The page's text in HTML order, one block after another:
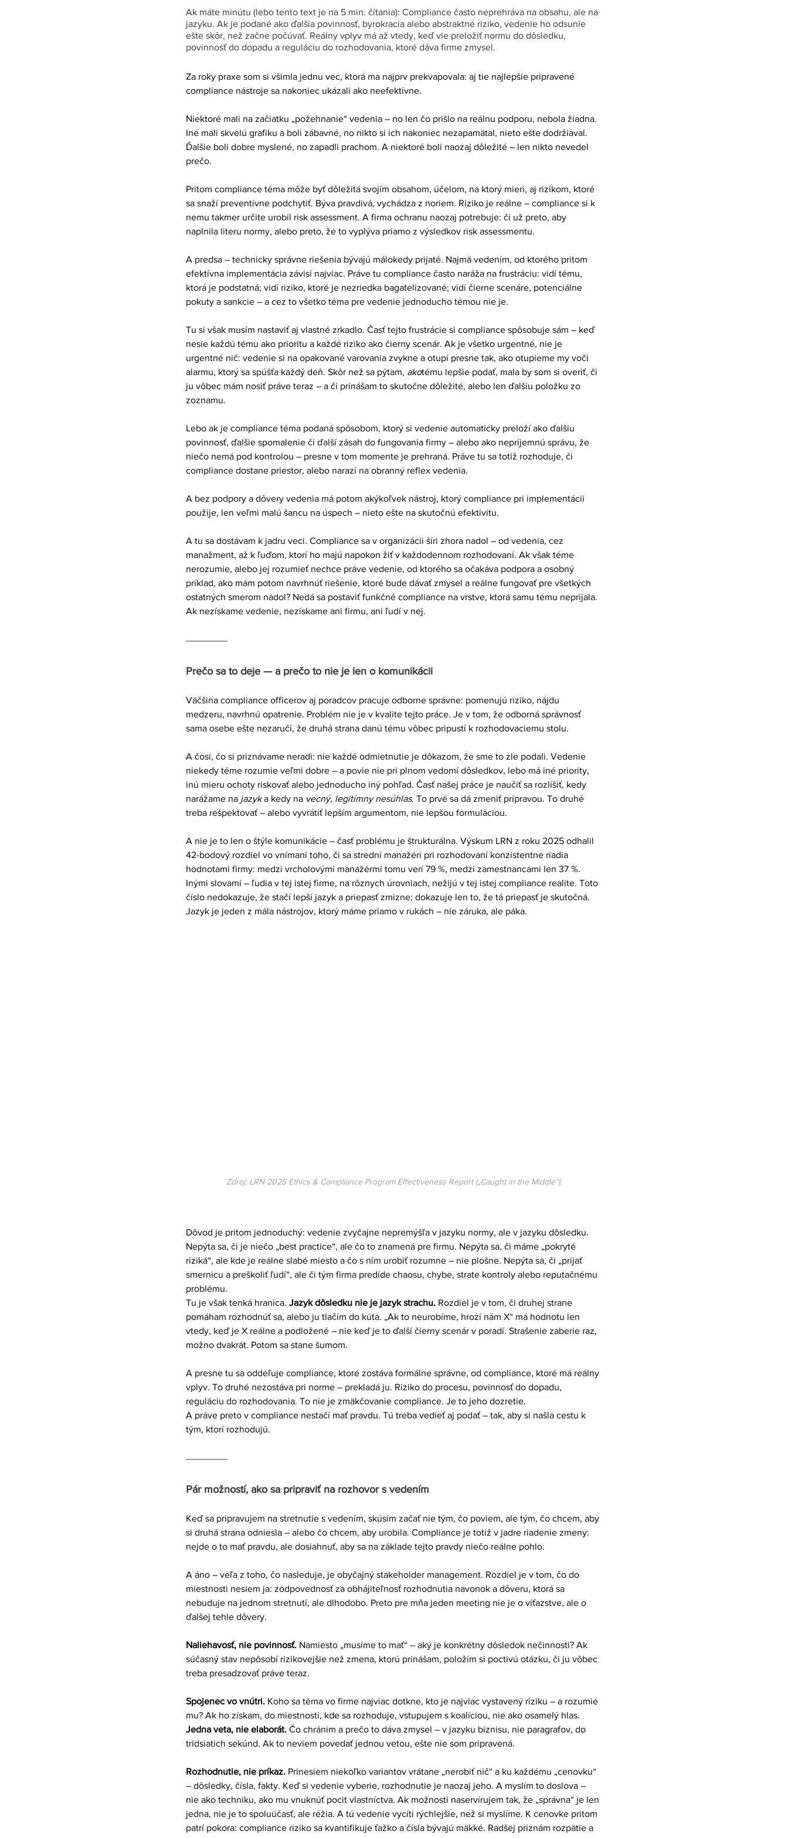
Ak máte minútu (lebo tento text je na 5 min. čítania): Compliance často neprehráva na obsahu, ale na
jazyku. Ak je podané ako ďalšia povinnosť, byrokracia alebo abstraktné riziko, vedenie ho odsunie
ešte skôr, než začne počúvať. Reálny vplyv má až vtedy, keď vie preložiť normu do dôsledku,
povinnosť do dopadu a reguláciu do rozhodovania, ktoré dáva firme zmysel.
Za roky praxe som si všimla jednu vec, ktorá ma najprv prekvapovala: aj tie najlepšie pripravené
compliance nástroje sa nakoniec ukázali ako neefektívne.
Niektoré mali na začiatku „požehnanie“ vedenia – no len čo prišlo na reálnu podporu, nebola žiadna.
Iné mali skvelú grafiku a boli zábavné, no nikto si ich nakoniec nezapamätal, nieto ešte dodržiaval.
Ďalšie boli dobre myslené, no zapadli prachom. A niektoré boli naozaj dôležité – len nikto nevedel
prečo.
Pritom compliance téma môže byť dôležitá svojím obsahom, účelom, na ktorý mieri, aj rizikom, ktoré
sa snaží preventívne podchytiť. Býva pravdivá, vychádza z noriem. Riziko je reálne – compliance si k
nemu takmer určite urobil risk assessment. A firma ochranu naozaj potrebuje: či už preto, aby
naplnila literu normy, alebo preto, že to vyplýva priamo z výsledkov risk assessmentu.
A predsa – technicky správne riešenia bývajú málokedy prijaté. Najmä vedením, od ktorého pritom
efektívna implementácia závisí najviac. Práve tu compliance často naráža na frustráciu: vidí tému,
ktorá je podstatná; vidí riziko, ktoré je nezriedka bagatelizované; vidí čierne scenáre, potenciálne
pokuty a sankcie – a cez to všetko téma pre vedenie jednoducho témou nie je.
Tu si však musím nastaviť aj vlastné zrkadlo. Časť tejto frustrácie si compliance spôsobuje sám – keď
nesie každú tému ako prioritu a každé riziko ako čierny scenár. Ak je všetko urgentné, nie je
urgentné nič: vedenie si na opakované varovania zvykne a otupí presne tak, ako otupieme my voči
alarmu, ktorý sa spúšťa každý deň. Skôr než sa pýtam, akotému lepšie podať, mala by som si overiť, či
ju vôbec mám nosiť práve teraz – a či prinášam to skutočne dôležité, alebo len ďalšiu položku zo
zoznamu.
Lebo ak je compliance téma podaná spôsobom, ktorý si vedenie automaticky preloží ako ďalšiu
povinnosť, ďalšie spomalenie či ďalší zásah do fungovania firmy – alebo ako nepríjemnú správu, že
niečo nemá pod kontrolou – presne v tom momente je prehraná. Práve tu sa totiž rozhoduje, či
compliance dostane priestor, alebo narazí na obranný reflex vedenia.
A bez podpory a dôvery vedenia má potom akýkoľvek nástroj, ktorý compliance pri implementácii
použije, len veľmi malú šancu na úspech – nieto ešte na skutočnú efektivitu.
A tu sa dostávam k jadru veci. Compliance sa v organizácii šíri zhora nadol – od vedenia, cez
manažment, až k ľuďom, ktorí ho majú napokon žiť v každodennom rozhodovaní. Ak však téme
nerozumie, alebo jej rozumieť nechce práve vedenie, od ktorého sa očakáva podpora a osobný
príklad, ako mám potom navrhnúť riešenie, ktoré bude dávať zmysel a reálne fungovať pre všetkých
ostatných smerom nadol? Nedá sa postaviť funkčné compliance na vrstve, ktorá samu tému neprijala.
Ak nezískame vedenie, nezískame ani firmu, ani ľudí v nej.
Prečo sa to deje — a prečo to nie je len o komunikácii
Väčšina compliance officerov aj poradcov pracuje odborne správne: pomenujú riziko, nájdu
medzeru, navrhnú opatrenie. Problém nie je v kvalite tejto práce. Je v tom, že odborná správnosť
sama osebe ešte nezaručí, že druhá strana danú tému vôbec pripustí k rozhodovaciemu stolu.
A čosi, čo si priznávame neradi: nie každé odmietnutie je dôkazom, že sme to zle podali. Vedenie
niekedy téme rozumie veľmi dobre – a povie nie pri plnom vedomí dôsledkov, lebo má iné priority,
inú mieru ochoty riskovať alebo jednoducho iný pohľad. Časť našej práce je naučiť sa rozlíšiť, kedy
narážame na jazyk a kedy na vecný, legitímny nesúhlas. To prvé sa dá zmeniť prípravou. To druhé
treba rešpektovať – alebo vyvrátiť lepším argumentom, nie lepšou formuláciou.
A nie je to len o štýle komunikácie – časť problému je štrukturálna. Výskum LRN z roku 2025 odhalil
42-bodový rozdiel vo vnímaní toho, či sa strední manažéri pri rozhodovaní konzistentne riadia
hodnotami firmy: medzi vrcholovými manažérmi tomu verí 79 %, medzi zamestnancami len 37 %.
Inými slovami – ľudia v tej istej firme, na rôznych úrovniach, nežijú v tej istej compliance realite. Toto
číslo nedokazuje, že stačí lepší jazyk a priepasť zmizne; dokazuje len to, že tá priepasť je skutočná.
Jazyk je jeden z mála nástrojov, ktorý máme priamo v rukách – nie záruka, ale páka.
Zdroj: LRN 2025 Ethics & Compliance Program Effectiveness Report („Caught in the Middle“).
Dôvod je pritom jednoduchý: vedenie zvyčajne nepremýšľa v jazyku normy, ale v jazyku dôsledku.
Nepýta sa, či je niečo „best practice“, ale čo to znamená pre firmu. Nepýta sa, či máme „pokryté
riziká“, ale kde je reálne slabé miesto a čo s ním urobiť rozumne – nie plošne. Nepýta sa, či „prijať
smernicu a preškoliť ľudí“, ale či tým firma predíde chaosu, chybe, strate kontroly alebo reputačnému
problému.
Tu je však tenká hranica. Jazyk dôsledku nie je jazyk strachu. Rozdiel je v tom, či druhej strane
pomáham rozhodnúť sa, alebo ju tlačím do kúta. „Ak to neurobíme, hrozí nám X“ má hodnotu len
vtedy, keď je X reálne a podložené – nie keď je to ďalší čierny scenár v poradí. Strašenie zaberie raz,
možno dvakrát. Potom sa stane šumom.
A presne tu sa oddeľuje compliance, ktoré zostáva formálne správne, od compliance, ktoré má reálny
vplyv. To druhé nezostáva pri norme – prekladá ju. Riziko do procesu, povinnosť do dopadu,
reguláciu do rozhodovania. To nie je zmäkčovanie compliance. Je to jeho dozretie.
A práve preto v compliance nestačí mať pravdu. Tú treba vedieť aj podať – tak, aby si našla cestu k
tým, ktorí rozhodujú.
Pár možností, ako sa pripraviť na rozhovor s vedením
Keď sa pripravujem na stretnutie s vedením, skúsim začať nie tým, čo poviem, ale tým, čo chcem, aby
si druhá strana odniesla – alebo čo chcem, aby urobila. Compliance je totiž v jadre riadenie zmeny:
nejde o to mať pravdu, ale dosiahnuť, aby sa na základe tejto pravdy niečo reálne pohlo.
A áno – veľa z toho, čo nasleduje, je obyčajný stakeholder management. Rozdiel je v tom, čo do
miestnosti nesiem ja: zodpovednosť za obhájiteľnosť rozhodnutia navonok a dôveru, ktorá sa
nebuduje na jednom stretnutí, ale dlhodobo. Preto pre mňa jeden meeting nie je o víťazstve, ale o
ďalšej tehle dôvery.
Naliehavosť, nie povinnosť. Namiesto „musíme to mať“ – aký je konkrétny dôsledok nečinnosti? Ak
súčasný stav nepôsobí rizikovejšie než zmena, ktorú prinášam, položím si poctivú otázku, či ju vôbec
treba presadzovať práve teraz.
Spojenec vo vnútri. Koho sa téma vo firme najviac dotkne, kto je najviac vystavený riziku – a rozumie
mu? Ak ho získam, do miestnosti, kde sa rozhoduje, vstupujem s koalíciou, nie ako osamelý hlas.
Jedna veta, nie elaborát. Čo chránim a prečo to dáva zmysel – v jazyku biznisu, nie paragrafov, do
tridsiatich sekúnd. Ak to neviem povedať jednou vetou, ešte nie som pripravená.
Rozhodnutie, nie príkaz. Prinesiem niekoľko variantov vrátane „nerobiť nič“ a ku každému „cenovku“
– dôsledky, čísla, fakty. Keď si vedenie vyberie, rozhodnutie je naozaj jeho. A myslím to doslova –
nie ako techniku, ako mu vnuknúť pocit vlastníctva. Ak možnosti naservírujem tak, že „správna“ je len
jedna, nie je to spoluúčasť, ale réžia. A tú vedenie vycíti rýchlejšie, než si myslíme. K cenovke pritom
patrí pokora: compliance riziko sa kvantifikuje ťažko a čísla bývajú mäkké. Radšej priznám rozpätie a